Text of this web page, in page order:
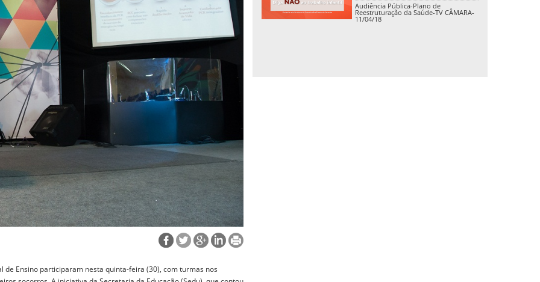
Ensino participaram nesta quinta-feira (30), com turmas nos
Audiência Pública-Plano de
Reestruturação da Saúde-TV CÂMARA-
11/04/18